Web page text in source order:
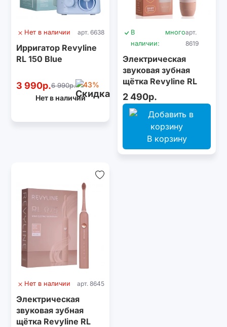
Нет в наличии арт. 6638
Ирригатор Revyline
RL 150 Blue
3 990р.6 990р. -43%
Нет в наличии
В
наличии:
многоарт.
8619
Электрическая
звуковая зубная
щётка Revyline RL
025 Baby Kitty, Beige
2 490р.
В корзину
Нет в наличии арт. 8645
Электрическая
звуковая зубная
щётка Revyline RL